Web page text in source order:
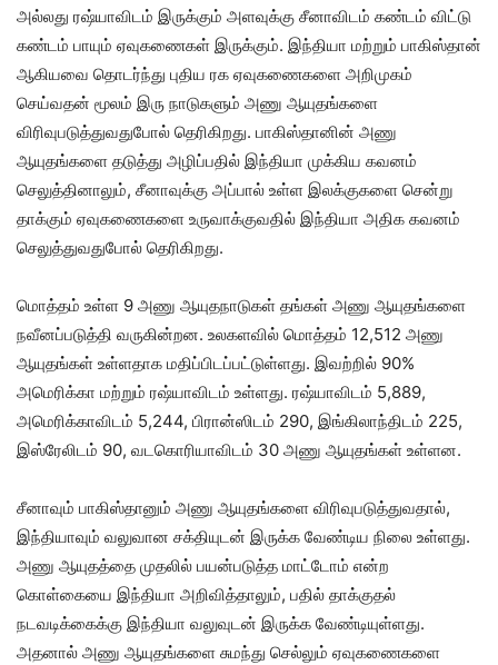
அல்லது ரஷ்யாவிடம் இருக்கும் அளவுக்கு சீனாவிடம் கண்டம் விட்டு
கண்டம் பாயும் ஏவுகணைகள் இருக்கும். இந்தியா மற்றும் பாகிஸ்தான்
ஆகியவை தொடர்ந்து புதிய ரக ஏவுகணைகளை அறிமுகம்
செய்வதன் மூலம் இரு நாடுகளும் அணு ஆயுதங்களை
விரிவுபடுத்துவதுபோல் தெரிகிறது. பாகிஸ்தானின் அணு
ஆயுதங்களை தடுத்து அழிப்பதில் இந்தியா முக்கிய கவனம்
செலுத்தினாலும், சீனாவுக்கு அப்பால் உள்ள இலக்குகளை சென்று
தாக்கும் ஏவுகணைகளை உருவாக்குவதில் இந்தியா அதிக கவனம்
செலுத்துவதுபோல் தெரிகிறது.
மொத்தம் உள்ள 9 அணு ஆயுதநாடுகள் தங்கள் அணு ஆயுதங்களை
நவீனப்படுத்தி வருகின்றன. உலகளவில் மொத்தம் 12,512 அணு
ஆயுதங்கள் உள்ளதாக மதிப்பிடப்பட்டுள்ளது. இவற்றில் 90%
அமெரிக்கா மற்றும் ரஷ்யாவிடம் உள்ளது. ரஷ்யாவிடம் 5,889,
அமெரிக்காவிடம் 5,244, பிரான்ஸிடம் 290, இங்கிலாந்திடம் 225,
இஸ்ரேலிடம் 90, வடகொரியாவிடம் 30 அணு ஆயுதங்கள் உள்ளன.
சீனாவும் பாகிஸ்தானும் அணு ஆயுதங்களை விரிவுபடுத்துவதால்,
இந்தியாவும் வலுவான சக்தியுடன் இருக்க வேண்டிய நிலை உள்ளது.
அணு ஆயுதத்தை முதலில் பயன்படுத்த மாட்டோம் என்ற
கொள்கையை இந்தியா அறிவித்தாலும், பதில் தாக்குதல்
நடவடிக்கைக்கு இந்தியா வலுவுடன் இருக்க வேண்டியுள்ளது.
அதனால் அணு ஆயுதங்களை சுமந்து செல்லும் ஏவுகணைகளை